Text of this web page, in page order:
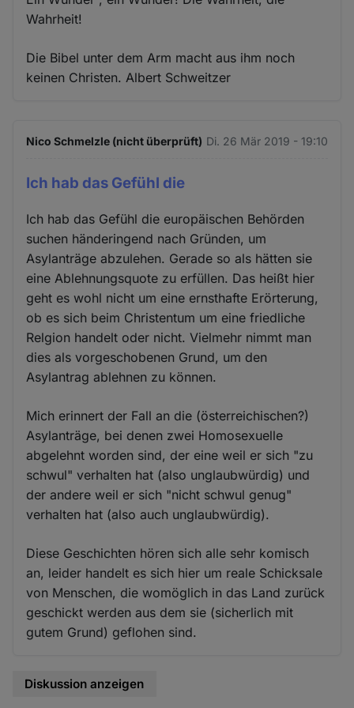
Wahrheit!
Die Bibel unter dem Arm macht aus ihm noch
keinen Christen. Albert Schweitzer
Nico Schmelzle (nicht überprüft) Di. 26 Mär 2019 - 19:10
Ich hab das Gefühl die
Ich hab das Gefühl die europäischen Behörden
suchen händeringend nach Gründen, um
Asylanträge abzulehen. Gerade so als hätten sie
eine Ablehnungsquote zu erfüllen. Das heißt hier
geht es wohl nicht um eine ernsthafte Erörterung,
ob es sich beim Christentum um eine friedliche
Relgion handelt oder nicht. Vielmehr nimmt man
dies als vorgeschobenen Grund, um den
Asylantrag ablehnen zu können.
Mich erinnert der Fall an die (österreichischen?)
Asylanträge, bei denen zwei Homosexuelle
abgelehnt worden sind, der eine weil er sich "zu
schwul" verhalten hat (also unglaubwürdig) und
der andere weil er sich "nicht schwul genug"
verhalten hat (also auch unglaubwürdig).
Diese Geschichten hören sich alle sehr komisch
an, leider handelt es sich hier um reale Schicksale
von Menschen, die womöglich in das Land zurück
geschickt werden aus dem sie (sicherlich mit
gutem Grund) geflohen sind.
Diskussion anzeigen